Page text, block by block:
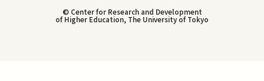
© Center for Research and Development
of Higher Education, The University of Tokyo